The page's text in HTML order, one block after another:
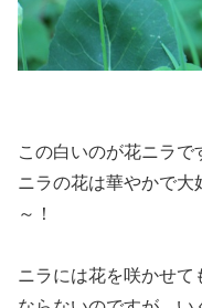
この白いのが花ニラで
ニラの花は華やかで大
～！
ニラには花を咲かせ